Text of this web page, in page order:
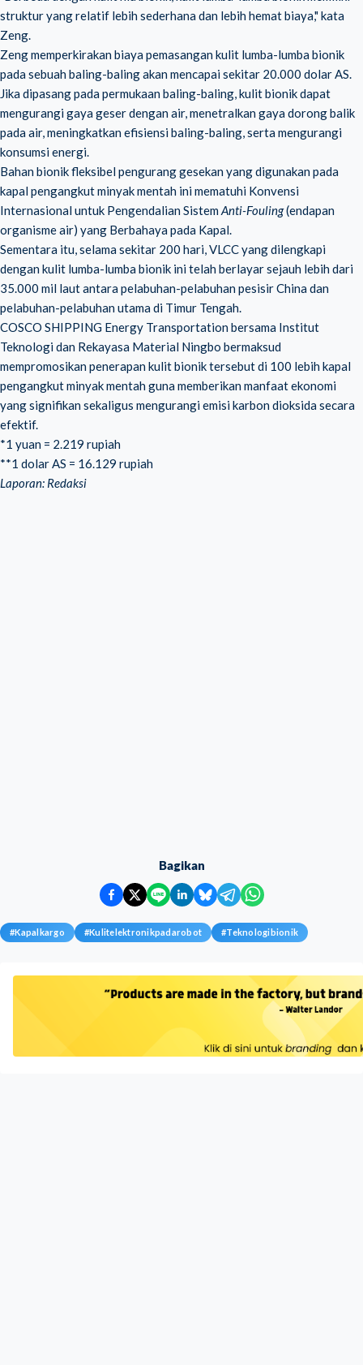
struktur yang relatif lebih sederhana dan lebih hemat biaya," kata
Zeng.
Zeng memperkirakan biaya pemasangan kulit lumba-lumba bionik
pada sebuah baling-baling akan mencapai sekitar 20.000 dolar AS.
Jika dipasang pada permukaan baling-baling, kulit bionik dapat
mengurangi gaya geser dengan air, menetralkan gaya dorong balik
pada air, meningkatkan efisiensi baling-baling, serta mengurangi
konsumsi energi.
Bahan bionik fleksibel pengurang gesekan yang digunakan pada
kapal pengangkut minyak mentah ini mematuhi Konvensi
Internasional untuk Pengendalian SistemAnti-Fouling(endapan
organisme air) yang Berbahaya pada Kapal.
Sementara itu, selama sekitar 200 hari, VLCC yang dilengkapi
dengan kulit lumba-lumba bionik ini telah berlayar sejauh lebih dari
35.000 mil laut antara pelabuhan-pelabuhan pesisir China dan
pelabuhan-pelabuhan utama di Timur Tengah.
COSCO SHIPPING Energy Transportation bersama Institut
Teknologi dan Rekayasa Material Ningbo bermaksud
mempromosikan penerapan kulit bionik tersebut di 100 lebih kapal
pengangkut minyak mentah guna memberikan manfaat ekonomi
yang signifikan sekaligus mengurangi emisi karbon dioksida secara
efektif.
*1 yuan = 2.219 rupiah
**1 dolar AS = 16.129 rupiah
Laporan: Redaksi
Bagikan
#Kapalkargo #Kulitelektronikpadarobot #Teknologibionik